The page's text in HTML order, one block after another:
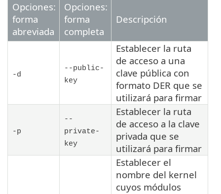
Opciones:
forma
abreviada
Opciones:
forma
completa
Descripción
-d
--public-
key
Establecer la ruta
de acceso a una
clave pública con
formato DER que se
utilizará para firmar
-p
--
private-
key
Establecer la ruta
de acceso a la clave
privada que se
utilizará para firmar
Establecer el
nombre del kernel
cuyos módulos